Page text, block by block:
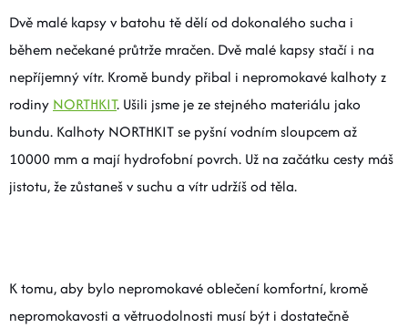
Dvě malé kapsy v batohu tě dělí od dokonalého sucha i
během nečekané průtrže mračen. Dvě malé kapsy stačí i na
nepříjemný vítr. Kromě bundy přibal i nepromokavé kalhoty z
rodiny NORTHKIT. Ušili jsme je ze stejného materiálu jako
bundu. Kalhoty NORTHKIT se pyšní vodním sloupcem až
10000 mm a mají hydrofobní povrch. Už na začátku cesty máš
jistotu, že zůstaneš v suchu a vítr udržíš od těla.
K tomu, aby bylo nepromokavé oblečení komfortní, kromě
nepromokavosti a větruodolnosti musí být i dostatečně